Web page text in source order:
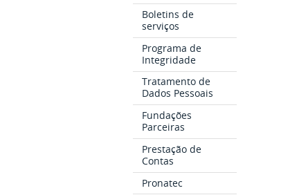
Boletins de
serviços
Programa de
Integridade
Tratamento de
Dados Pessoais
Fundações
Parceiras
Prestação de
Contas
Pronatec